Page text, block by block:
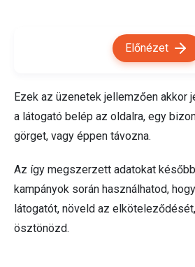
Előnézet
Ezek az üzenetek jellemzően akkor
a látogató belép az oldalra, egy
görget, vagy éppen távozna.
Az így megszerzett adatokat
kampányok során használhatod,
látogatót, növeld az
ösztönözd.